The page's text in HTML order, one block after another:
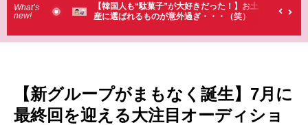
What’s
new!
だった！】お土
・・・（笑）
【そんなものまで買っていくの？】日本のド
ラストで韓国人が買うものがちょっと…
【新グループがまもなく誕生】7月に
最終回を迎える大注目オーディショ